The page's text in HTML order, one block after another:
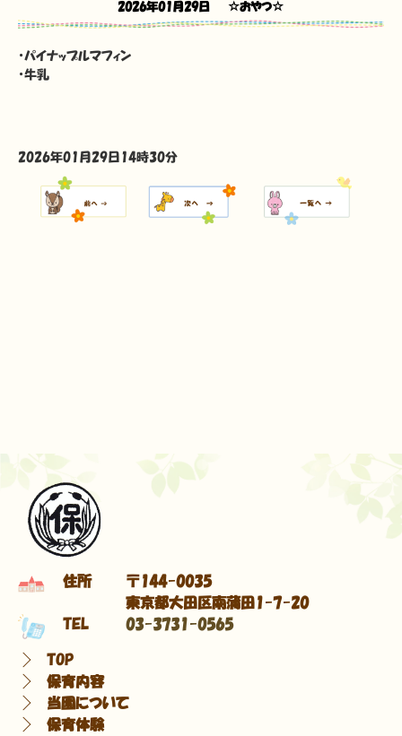
2026年01月29日 ☆おやつ☆
・パイナップルマフィン
・牛乳
2026年01月29日14時30分
住所
〒144-0035
東京都大田区南蒲田1-7-20
TEL
03-3731-0565
TOP
保育内容
当園について
保育体験